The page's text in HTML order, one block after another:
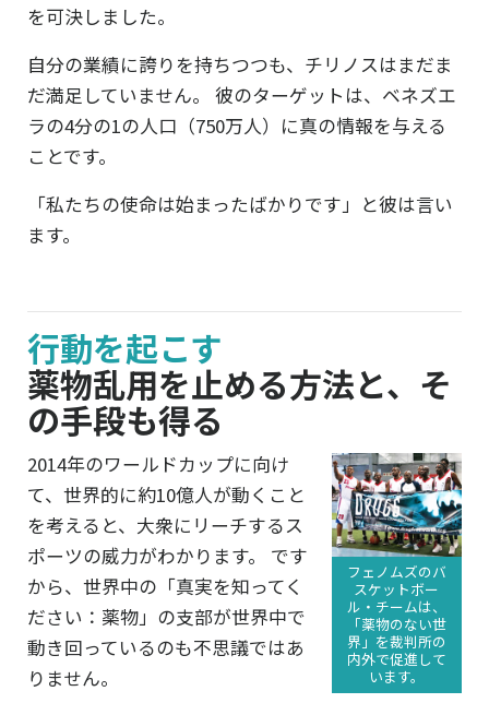
を可決しました。
自分の業績に誇りを持ちつつも、チリノスはまだま
だ満足していません。 彼のターゲットは、ベネズエ
ラの4分の1の人口（750万人）に真の情報を与える
ことです。
「私たちの使命は始まったばかりです」と彼は言い
ます。
行動を起こす
薬物乱用を止める方法と、そ
の手段も得る
フェノムズのバ
スケットボー
ル・チームは、
「薬物のない世
界」を裁判所の
内外で促進して
います。
2014年のワールドカップに向け
て、世界的に約10億人が動くこと
を考えると、大衆にリーチするス
ポーツの威力がわかります。 です
から、世界中の「真実を知ってく
ださい：薬物」の支部が世界中で
動き回っているのも不思議ではあ
りません。